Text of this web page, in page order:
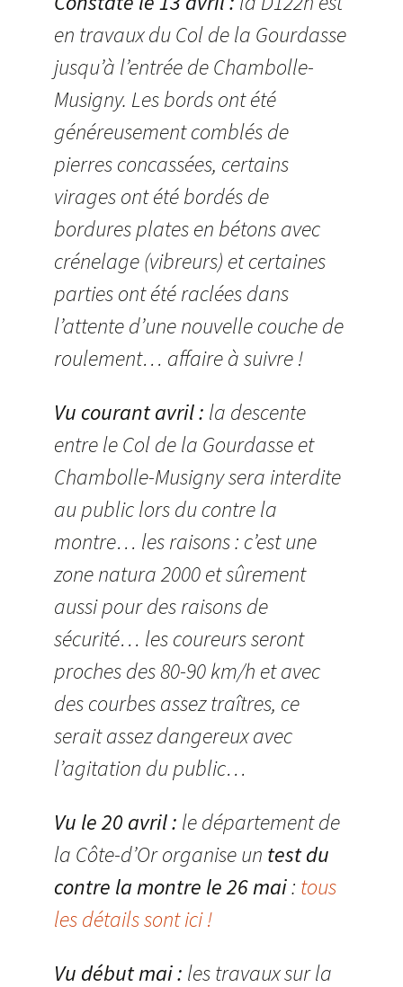
en travaux du Col de la Gourdasse
jusqu’à l’entrée de Chambolle-
Musigny. Les bords ont été
généreusement comblés de
pierres concassées, certains
virages ont été bordés de
bordures plates en bétons avec
crénelage (vibreurs) et certaines
parties ont été raclées dans
l’attente d’une nouvelle couche de
roulement… affaire à suivre !
Vu courant avril : la descente
entre le Col de la Gourdasse et
Chambolle-Musigny sera interdite
au public lors du contre la
montre… les raisons : c’est une
zone natura 2000 et sûrement
aussi pour des raisons de
sécurité… les coureurs seront
proches des 80-90 km/h et avec
des courbes assez traîtres, ce
serait assez dangereux avec
l’agitation du public…
Vu le 20 avril : le département de
la Côte-d’Or organise un test du
contre la montre le 26 mai: tous
les détails sont ici !
Vu début mai : les travaux sur la